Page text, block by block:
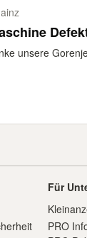
Waschmaschine
unsere
Für
PRO